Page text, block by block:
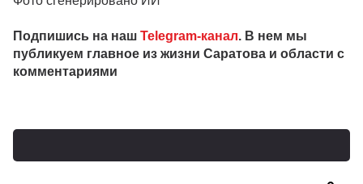
Подпишись на наш Telegram-канал. В нем мы
публикуем главное из жизни Саратова и области с
комментариями